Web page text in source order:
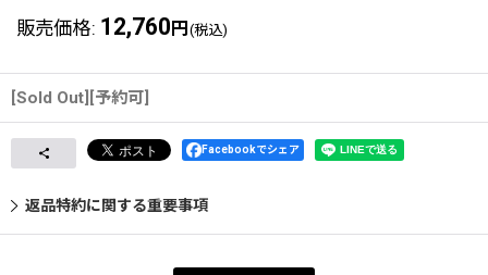
販売価格: 12,760 円 (税込)
[Sold Out][予約可]
Facebookでシェア
返品特約に関する重要事項